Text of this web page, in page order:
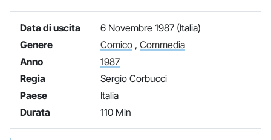
Data di uscita
6 Novembre 1987 (Italia)
Genere
Comico, Commedia
Anno
1987
Regia
Sergio Corbucci
Paese
Italia
Durata
110 Min